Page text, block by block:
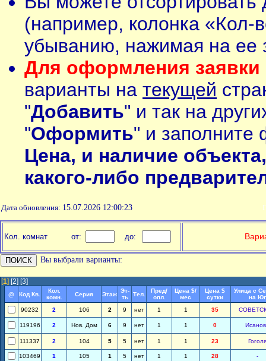
(например, колонка «Кол-
убыванию, нажимая на ее
Для оформления заявки
варианты на текущей
"Добавить" и так на
"Оформить" и заполните
Цена, и наличие
какого-либо
Дата обновления: 15.07.2026 12:00:23
Кол. комнат от: до:
Вы выбрали варианты:
[1] [2] [3]
@ Код Кв.
Кол.
комн.
Серия Этаж
Эт-
ть
Тел.
Пред/
опл.
Цена $/
мес
Цена $
сутки
Улица с
на Юг
90232
2 106 2 9 нет 1 1 35
119196 2 Нов. Дом 6 9 нет 1 1 0
111337 2 104 5 5 нет 1 1 23 Гоголя
103469 1 105 1 5 нет 1 1 28 -